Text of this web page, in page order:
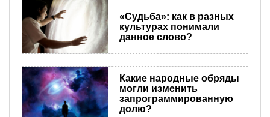
«Судьба»: как в разных
культурах понимали
данное слово?
Какие народные обряды
могли изменить
запрограммированную
долю?